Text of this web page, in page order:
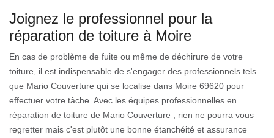
Joignez le professionnel pour la
réparation de toiture à Moire
En cas de problème de fuite ou même de déchirure de votre
toiture, il est indispensable de s'engager des professionnels tels
que Mario Couverture qui se localise dans Moire 69620 pour
effectuer votre tâche. Avec les équipes professionnelles en
réparation de toiture de Mario Couverture , rien ne pourra vous
regretter mais c'est plutôt une bonne étanchéité et assurance